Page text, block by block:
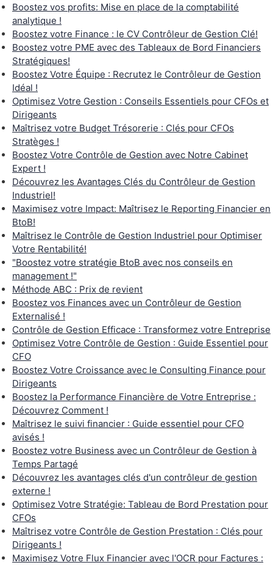
Boostez vos profits: Mise en place de la comptabilité
analytique !
Boostez votre Finance : le CV Contrôleur de Gestion Clé!
Boostez votre PME avec des Tableaux de Bord Financiers
Stratégiques!
Boostez Votre Équipe : Recrutez le Contrôleur de Gestion
Idéal !
Optimisez Votre Gestion : Conseils Essentiels pour CFOs et
Dirigeants
Maîtrisez votre Budget Trésorerie : Clés pour CFOs
Stratèges !
Boostez Votre Contrôle de Gestion avec Notre Cabinet
Expert !
Découvrez les Avantages Clés du Contrôleur de Gestion
Industriel!
Maximisez votre Impact: Maîtrisez le Reporting Financier en
BtoB!
Maîtrisez le Contrôle de Gestion Industriel pour Optimiser
Votre Rentabilité!
"Boostez votre stratégie BtoB avec nos conseils en
management !"
Méthode ABC : Prix de revient
Boostez vos Finances avec un Contrôleur de Gestion
Externalisé !
Contrôle de Gestion Efficace : Transformez votre Entreprise
Optimisez Votre Contrôle de Gestion : Guide Essentiel pour
CFO
Boostez Votre Croissance avec le Consulting Finance pour
Dirigeants
Boostez la Performance Financière de Votre Entreprise :
Découvrez Comment !
Maîtrisez le suivi financier : Guide essentiel pour CFO
avisés !
Boostez votre Business avec un Contrôleur de Gestion à
Temps Partagé
Découvrez les avantages clés d'un contrôleur de gestion
externe !
Optimisez Votre Stratégie: Tableau de Bord Prestation pour
CFOs
Maîtrisez votre Contrôle de Gestion Prestation : Clés pour
Dirigeants !
Maximisez Votre Flux Financier avec l'OCR pour Factures :